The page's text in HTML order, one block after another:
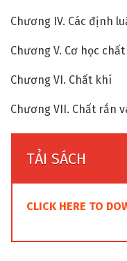
Chương IV. Các định
Chương V. Cơ học
Chương VI. Chất khí
Chương VII. Chất rắn
TẢI SÁCH
CLICK HERE TO